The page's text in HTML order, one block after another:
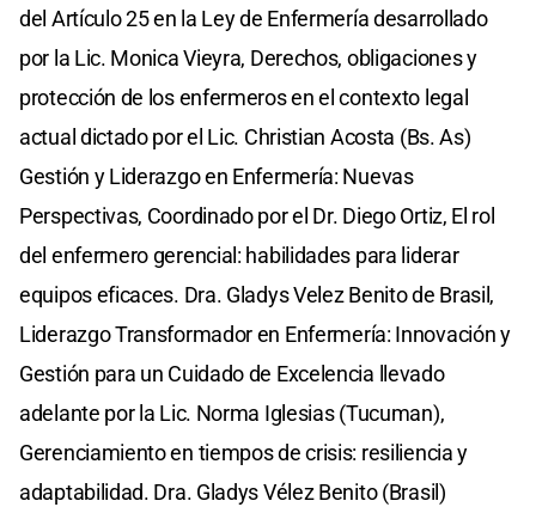
del Artículo 25 en la Ley de Enfermería desarrollado
por la Lic. Monica Vieyra, Derechos, obligaciones y
protección de los enfermeros en el contexto legal
actual dictado por el Lic. Christian Acosta (Bs. As)
Gestión y Liderazgo en Enfermería: Nuevas
Perspectivas, Coordinado por el Dr. Diego Ortiz, El rol
del enfermero gerencial: habilidades para liderar
equipos eficaces. Dra. Gladys Velez Benito de Brasil,
Liderazgo Transformador en Enfermería: Innovación y
Gestión para un Cuidado de Excelencia llevado
adelante por la Lic. Norma Iglesias (Tucuman),
Gerenciamiento en tiempos de crisis: resiliencia y
adaptabilidad. Dra. Gladys Vélez Benito (Brasil)